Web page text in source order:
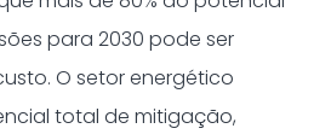
para 2030 pode ser
O setor energético
total de mitigação,